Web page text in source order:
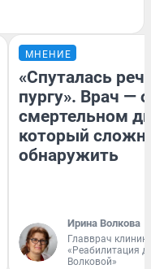
МНЕНИЕ
«Спуталась
пургу». Врач — о
смертельном
который
обнаружить
Ирина Волкова
Главврач
«Реабилитация
Волковой»